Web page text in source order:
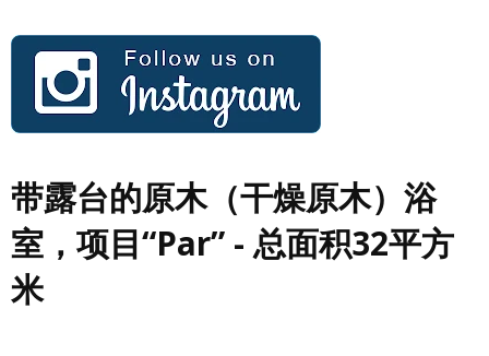
带露台的原木（干燥原木）浴
室，项目“Par” - 总面积32平方
米